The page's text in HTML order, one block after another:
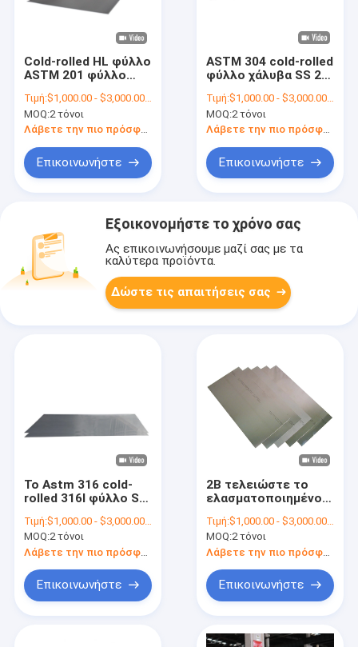
Cold-rolled HL φύλλο
ASTM 201 φύλλο
ανοξείδωτου
Τιμή:$1,000.00 - $3,000.00/Tons
MOQ:2 τόνοι
Λάβετε την πιο πρόσφατη τιμή
Επικοινωνήστε
ASTM 304 cold-rolled
φύλλο χάλυβα SS 2B
καθρεφτών 6000mm
Τιμή:$1,000.00 - $3,000.00/Tons
MOQ:2 τόνοι
Λάβετε την πιο πρόσφατη τιμή
Επικοινωνήστε
Εξοικονομήστε το χρόνο σας
Ας επικοινωνήσουμε μαζί σας με τα
καλύτερα προϊόντα.
Δώστε τις απαιτήσεις σας
Το Astm 316 cold-
rolled 316l φύλλο SS
τελειώνει Hairline
1000mm
Τιμή:$1,000.00 - $3,000.00/Tons
MOQ:2 τόνοι
Λάβετε την πιο πρόσφατη τιμή
Επικοινωνήστε
2B τελειώστε το
ελασματοποιημένο
ASTM 321 SS
2000mm
ανοξείδωτου
Τιμή:$1,000.00 - $3,000.00/Tons
MOQ:2 τόνοι
Επικοινωνήστε